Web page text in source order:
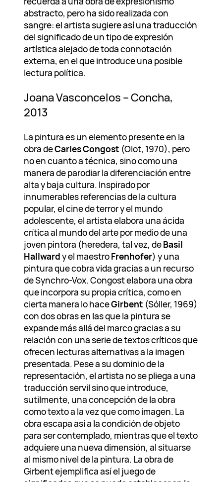
abstracto, pero ha sido realizada con
sangre: el artista sugiere así una traducción
del significado de un tipo de expresión
artística alejado de toda connotación
externa, en el que introduce una posible
lectura política.
Joana Vasconcelos – Concha,
2013
La pintura es un elemento presente en la
obra deCarles Congost (Olot, 1970), pero
no en cuanto a técnica, sino como una
manera de parodiar la diferenciación entre
alta y baja cultura. Inspirado por
innumerables referencias de la cultura
popular, el cine de terror y el mundo
adolescente, el artista elabora una ácida
crítica al mundo del arte por medio de una
joven pintora (heredera, tal vez, deBasil
Hallwardy el maestroFrenhofer) y una
pintura que cobra vida gracias a un recurso
de Synchro-Vox. Congost elabora una obra
que incorpora su propia crítica, como en
cierta manera lo haceGirbent (Sóller, 1969)
con dos obras en las que la pintura se
expande más allá del marco gracias a su
relación con una serie de textos críticos que
ofrecen lecturas alternativas a la imagen
presentada. Pese a su dominio de la
representación, el artista no se pliega a una
traducción servil sino que introduce,
sutilmente, una concepción de la obra
como texto a la vez que como imagen. La
obra escapa así a la condición de objeto
para ser contemplado, mientras que el texto
adquiere una nueva dimensión, al situarse
al mismo nivel de la pintura. La obra de
Girbent ejemplifica así el juego de